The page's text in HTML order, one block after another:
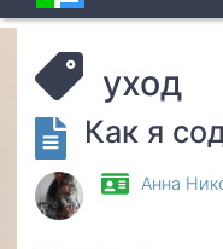
уход
Как я
Анна